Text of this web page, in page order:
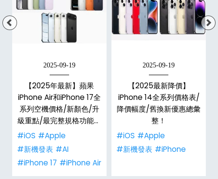
2025-09-19
【2025年最新】蘋果
iPhone Air和iPhone 17全
系列空機價格/新顏色/升
級重點/最完整規格功能懶
人包！
#iOS #Apple
#新機發表 #AI
#iPhone 17 #iPhone Air
2025-09-19
【2025最新降價】
iPhone 14全系列價格表/
降價幅度/舊換新優惠總彙
整！
#iOS #Apple
#新機發表 #iPhone